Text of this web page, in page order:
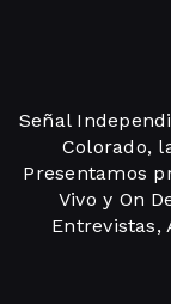
Señal
Colorado,
Presentamos
Vivo y On
Entrevistas,